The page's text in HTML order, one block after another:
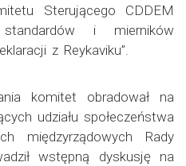
Sterującego CDDEM
i mierników
z Reykaviku”.
komitet obradował na
udziału społeczeństwa
międzyrządowych Rady
wstępną dyskusję na